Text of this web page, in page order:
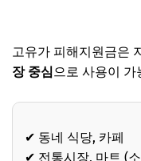
고유가 피해지원금은
장 중심으로 사용이 가
✔ 동네 식당, 카페
✔ 전통시장, 마트 (